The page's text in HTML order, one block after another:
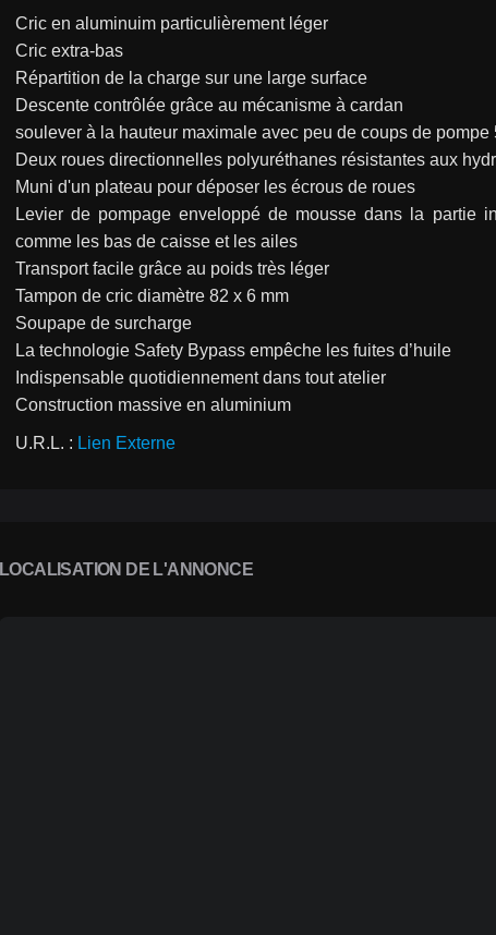
Cric en aluminuim particulièrement léger
Cric extra-bas
Répartition de la charge sur une large surface
Descente contrôlée grâce au mécanisme à cardan
soulever à la hauteur maximale avec peu de coups de pompe
Deux roues directionnelles polyuréthanes résistantes aux
Muni d'un plateau pour déposer les écrous de roues
Levier de pompage enveloppé de mousse dans la partie
comme les bas de caisse et les ailes
Transport facile grâce au poids très léger
Tampon de cric diamètre 82 x 6 mm
Soupape de surcharge
La technologie Safety Bypass empêche les fuites d’huile
Indispensable quotidiennement dans tout atelier
Construction massive en aluminium
U.R.L. : Lien Externe
LOCALISATION DE L'ANNONCE